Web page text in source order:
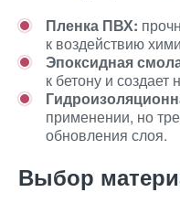
Пленка ПВХ:
к воздействию
Эпоксидная
к бетону и
применении, но
обновления слоя.
Выбор